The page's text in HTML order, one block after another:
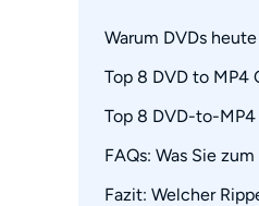
Warum DVDs
Top 8 DVD to MP4
1. DVDFab DVD
2. HandBrake:
3. WinX DVD
Top 8 DVD-to-
FAQs: Was Sie
Warum erkennt
Fazit: Welcher